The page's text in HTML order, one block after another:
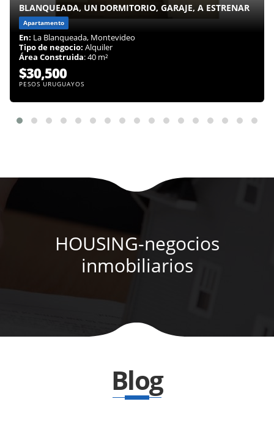
BLANQUEADA, UN DORMITORIO, GARAJE, A ESTRENAR
Apartamento
En: La Blanqueada, Montevideo
Tipo de negocio: Alquiler
Área Construida: 40 m²
$30,500
PESOS URUGUAYOS
HOUSING-negocios
inmobiliarios
Blog